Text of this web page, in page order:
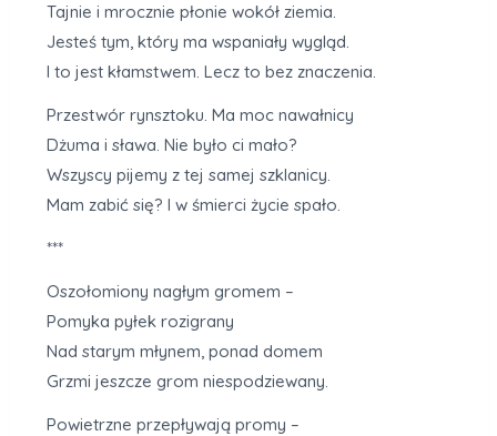
Tajnie i mrocznie płonie wokół ziemia.
Jesteś tym, który ma wspaniały wygląd.
I to jest kłamstwem. Lecz to bez znaczenia.
Przestwór rynsztoku. Ma moc nawałnicy
Dżuma i sława. Nie było ci mało?
Wszyscy pijemy z tej samej szklanicy.
Mam zabić się? I w śmierci życie spało.
***
Oszołomiony nagłym gromem –
Pomyka pyłek rozigrany
Nad starym młynem, ponad domem
Grzmi jeszcze grom niespodziewany.
Powietrzne przepływają promy –